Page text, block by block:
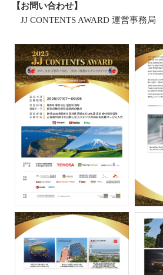
【お問い合わせ】
JJ CONTENTS AWARD 運営事務局